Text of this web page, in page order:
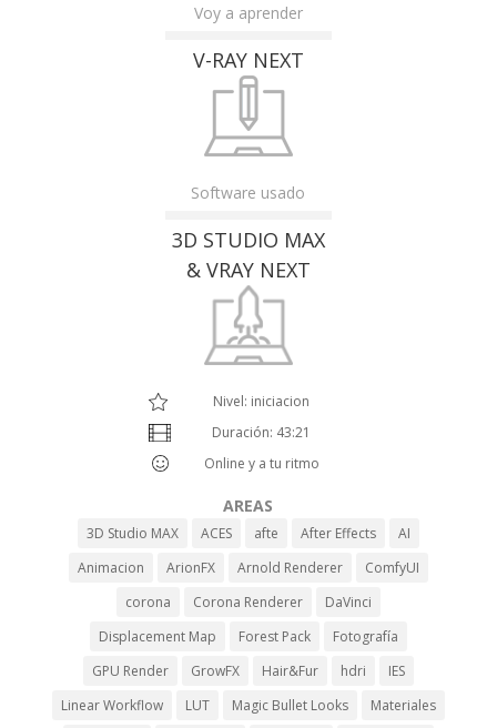
Voy a aprender
V-RAY NEXT
Software usado
3D STUDIO MAX
& VRAY NEXT
Nivel: iniciacion
Duración: 43:21
Online y a tu ritmo
AREAS
3D Studio MAX ACES afte After Effects
AI
Animacion
ArionFX Arnold Renderer
ComfyUI
corona
Corona Renderer
DaVinci
Displacement Map
Forest Pack
Fotografía
GPU Render
GrowFX Hair&Fur hdri
IES
Linear Workflow
LUT Magic Bullet Looks Materiales